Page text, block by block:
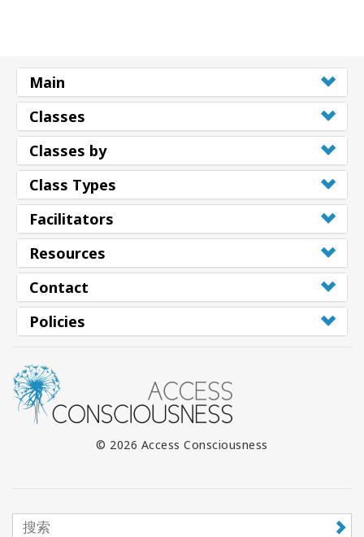
系
索
Main
Classes
Classes by
Class Types
Facilitators
Resources
Contact
Policies
© 2026 Access Consciousness